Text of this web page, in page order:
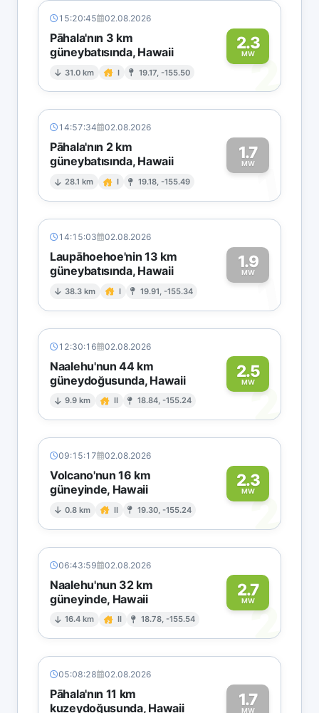
15:20:45 02.08.2026
Pāhala'nın 3 km
güneybatısında, Hawaii
31.0 km I 19.17, -155.50
2.3
MW2
14:57:34 02.08.2026
Pāhala'nın 2 km
güneybatısında, Hawaii
28.1 km I 19.18, -155.49
1.7
MW1
14:15:03 02.08.2026
Laupāhoehoe'nin 13 km
güneybatısında, Hawaii
38.3 km I 19.91, -155.34
1.9
MW1
12:30:16 02.08.2026
Naalehu'nun 44 km
güneydoğusunda, Hawaii
9.9 km II 18.84, -155.24
2.5
MW2
09:15:17 02.08.2026
Volcano'nun 16 km
güneyinde, Hawaii
0.8 km II 19.30, -155.24
2.3
MW
2
06:43:59 02.08.2026
Naalehu'nun 32 km
güneyinde, Hawaii
16.4 km II 18.78, -155.54
2.7
MW2
05:08:28 02.08.2026
Pāhala'nın 11 km
kuzeydoğusunda, Hawaii
1.7
MW